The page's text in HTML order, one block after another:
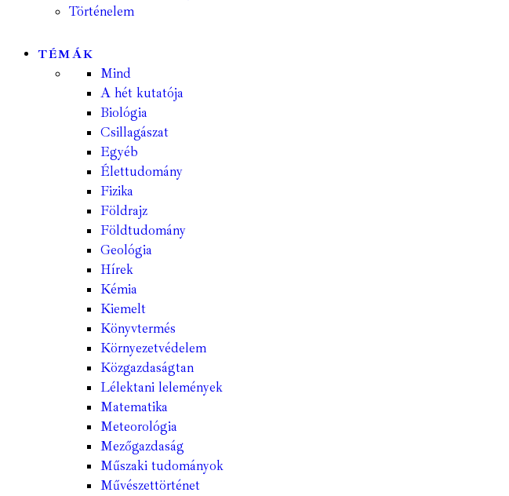
Történelem
TÉMÁK
Mind
A hét kutatója
Biológia
Csillagászat
Egyéb
Élettudomány
Fizika
Földrajz
Földtudomány
Geológia
Hírek
Kémia
Kiemelt
Könyvtermés
Környezetvédelem
Közgazdaságtan
Lélektani lelemények
Matematika
Meteorológia
Mezőgazdaság
Műszaki tudományok
Művészettörténet